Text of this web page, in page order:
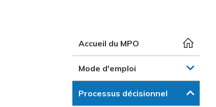
Accueil du MPO
Mode d'emploi
Processus décisionnel